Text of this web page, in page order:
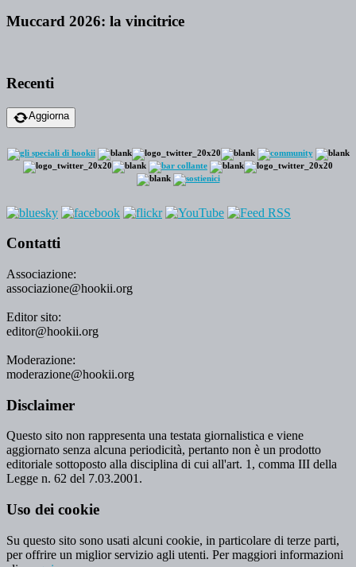
Muccard 2026: la vincitrice
Recenti
Aggiorna
Contatti
Associazione:
associazione@hookii.org
Editor sito:
editor@hookii.org
Moderazione:
moderazione@hookii.org
Disclaimer
Questo sito non rappresenta una testata giornalistica e viene
aggiornato senza alcuna periodicità, pertanto non è un prodotto
editoriale sottoposto alla disciplina di cui all'art. 1, comma III della
Legge n. 62 del 7.03.2001.
Uso dei cookie
Su questo sito sono usati alcuni cookie, in particolare di terze parti,
per offrire un miglior servizio agli utenti. Per maggiori informazioni